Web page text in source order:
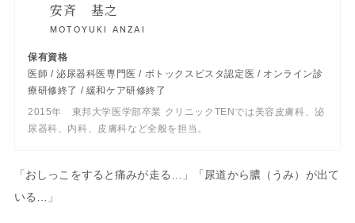
安斉 基之
MOTOYUKI ANZAI
医師 / 泌尿器科医専門医 / ボトックスビスタ認定医 / オンライン診
療研修終了 / 緩和ケア研修終了
2015年 東邦大学医学部卒業 クリニックTENでは美容皮膚科、泌
尿器科、内科、皮膚科など全般を担当。
「おしっこをすると痛みが走る…」「尿道から膿（うみ）が出て
いる…」